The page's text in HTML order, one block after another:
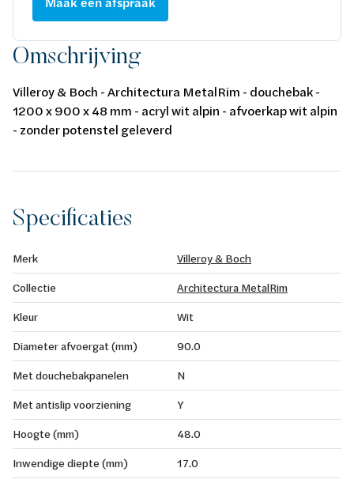
Omschrijving
Villeroy & Boch - Architectura MetalRim - douchebak -
1200 x 900 x 48 mm - acryl wit alpin - afvoerkap wit alpin
- zonder potenstel geleverd
Specificaties
Merk
Villeroy & Boch
Collectie
Architectura MetalRim
Kleur
Wit
Diameter afvoergat (mm)
90.0
Met douchebakpanelen
N
Met antislip voorziening
Y
Hoogte (mm)
48.0
Inwendige diepte (mm)
17.0